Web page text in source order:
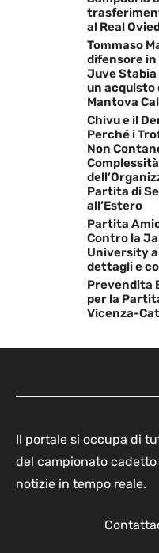
al Real
Tommaso
difensore in
Juve
un acquisto
Mantova
Chivu e il
Perché i
Non
Complessità
Partita di
all’Estero
Partita
Contro la
University
dettagli e
Prevendita
per la
Vicenza-
Il portale si occupa di
del campionato
notizie in tempo reale.